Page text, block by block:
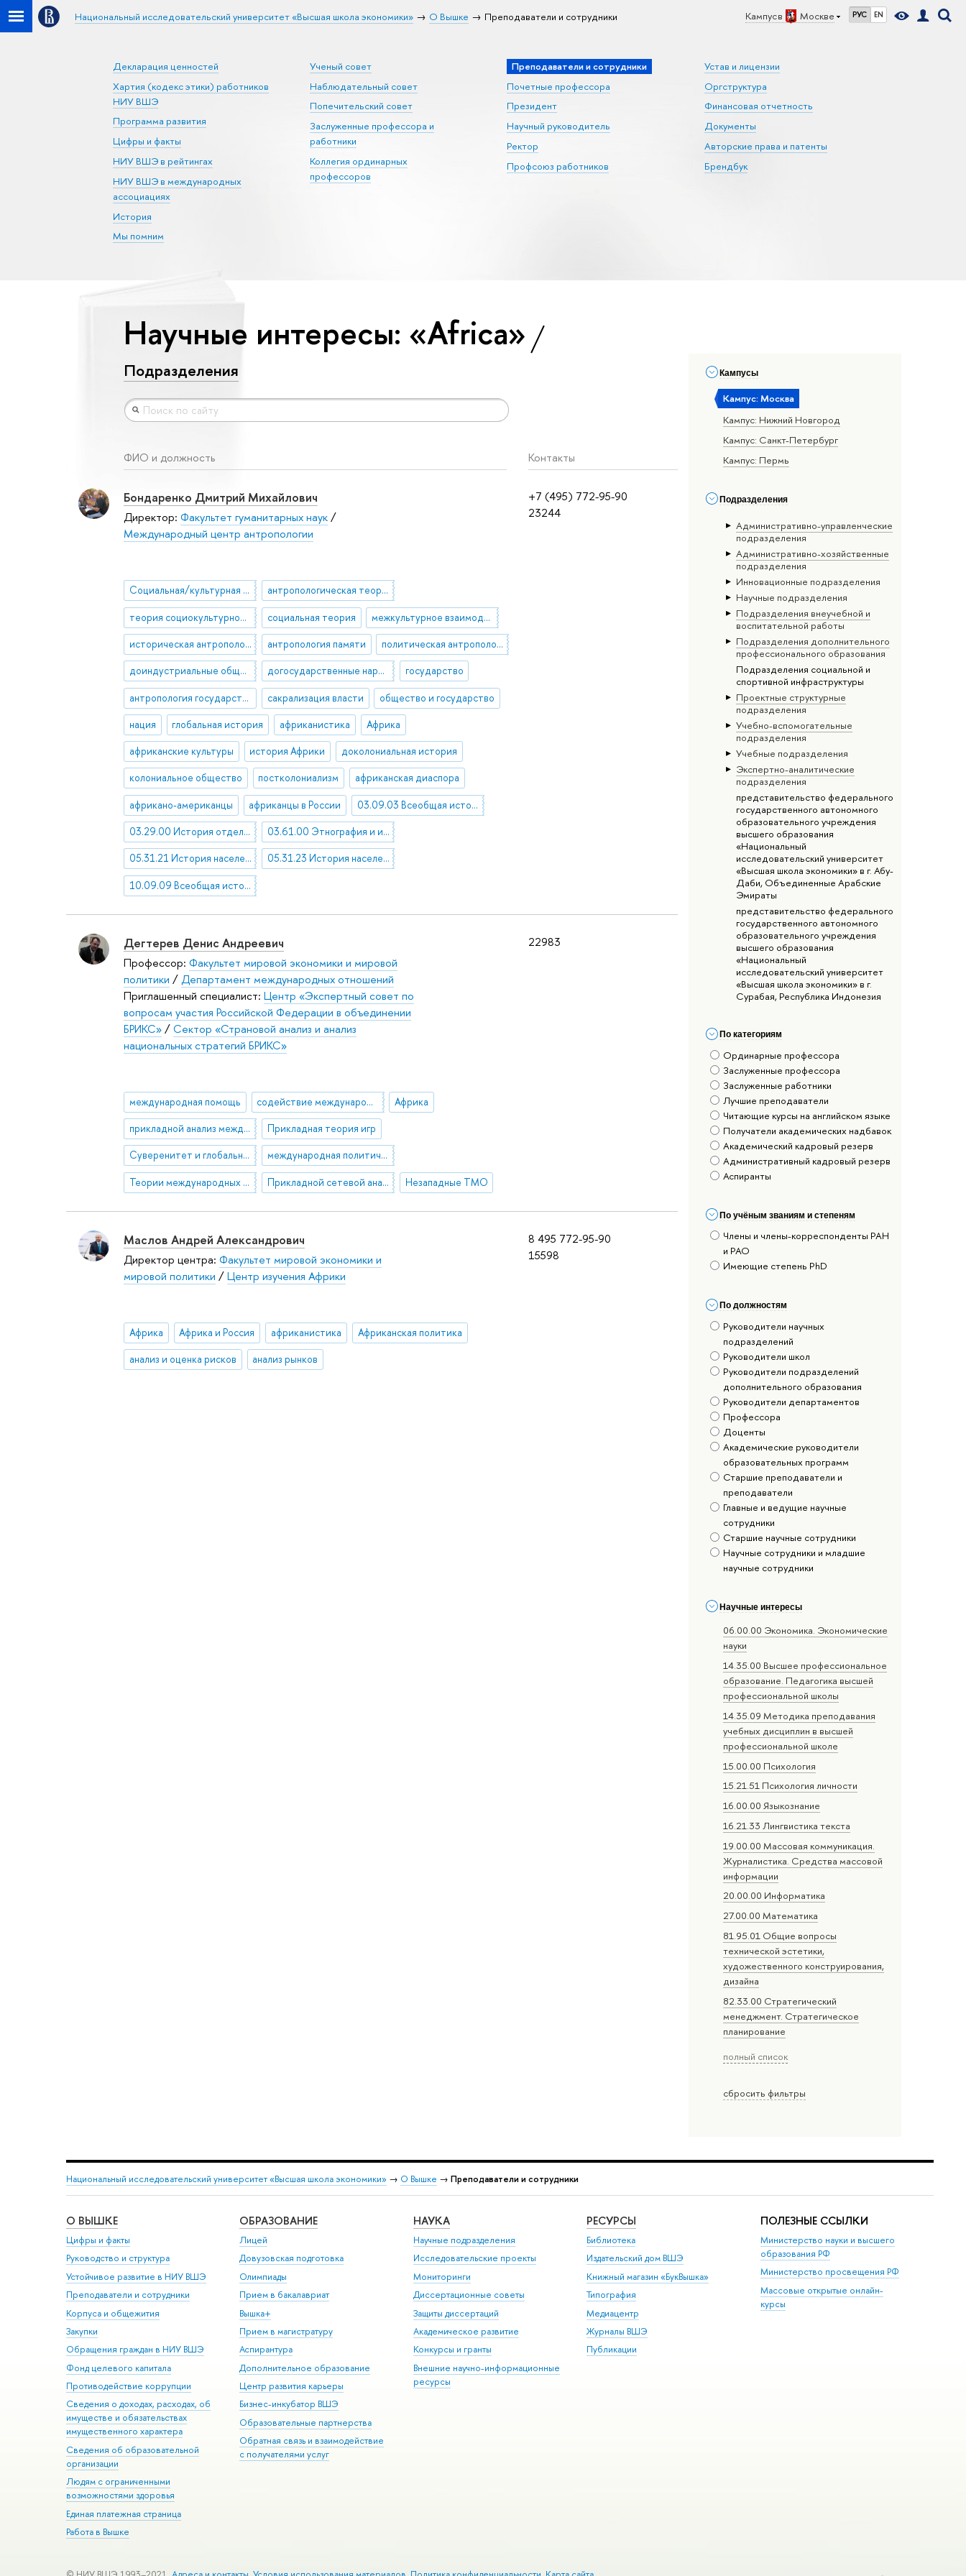
Кампус в Москве РУС EN
Национальный исследовательский университет «Высшая школа экономики» О Вышке Преподаватели и сотрудники
Декларация ценностей
Хартия (кодекс этики) работников
НИУ ВШЭ
Программа развития
Цифры и факты
НИУ ВШЭ в рейтингах
НИУ ВШЭ в международных
ассоциациях
История
Мы помним
Ученый совет
Наблюдательный совет
Попечительский совет
Заслуженные профессора и
работники
Коллегия ординарных
профессоров
Преподаватели и сотрудники
Почетные профессора
Президент
Научный руководитель
Ректор
Профсоюз работников
Устав и лицензии
Оргструктура
Финансовая отчетность
Документы
Авторские права и патенты
Брендбук
Кампусы
Кампус: Москва
Кампус: Нижний Новгород
Кампус: Санкт-Петербург
Кампус: Пермь
Подразделения
Административно-управленческие
подразделения
Административно-хозяйственные
подразделения
Инновационные подразделения
Научные подразделения
Подразделения внеучебной и
воспитательной работы
Подразделения дополнительного
профессионального образования
Подразделения социальной и
спортивной инфраструктуры
Проектные структурные
подразделения
Учебно-вспомогательные
подразделения
Учебные подразделения
Экспертно-аналитические
подразделения
представительство федерального
государственного автономного
образовательного учреждения
высшего образования
«Национальный
исследовательский университет
«Высшая школа экономики» в г. Абу-
Даби, Объединенные Арабские
Эмираты
представительство федерального
государственного автономного
образовательного учреждения
высшего образования
«Национальный
исследовательский университет
«Высшая школа экономики» в г.
Сурабая, Республика Индонезия
По категориям
Ординарные профессора
Заслуженные профессора
Заслуженные работники
Лучшие преподаватели
Читающие курсы на английском языке
Получатели академических надбавок
Академический кадровый резерв
Административный кадровый резерв
Аспиранты
По учёным званиям и степеням
Члены и члены-корреспонденты РАН
и РАО
Имеющие степень PhD
По должностям
Руководители научных
подразделений
Руководители школ
Руководители подразделений
дополнительного образования
Руководители департаментов
Профессора
Доценты
Академические руководители
образовательных программ
Старшие преподаватели и
преподаватели
Главные и ведущие научные
сотрудники
Старшие научные сотрудники
Научные сотрудники и младшие
научные сотрудники
Научные интересы
06.00.00 Экономика. Экономические
науки
14.35.00 Высшее профессиональное
образование. Педагогика высшей
профессиональной школы
14.35.09 Методика преподавания
учебных дисциплин в высшей
профессиональной школе
15.00.00 Психология
15.21.51 Психология личности
16.00.00 Языкознание
16.21.33 Лингвистика текста
19.00.00 Массовая коммуникация.
Журналистика. Средства массовой
информации
20.00.00 Информатика
27.00.00 Математика
81.95.01 Общие вопросы
технической эстетики,
художественного конструирования,
дизайна
82.33.00 Стратегический
менеджмент. Стратегическое
планирование
полный список
сбросить фильтры
Научные интересы: «Africa»
Подразделения
ФИО и должность Контакты
+7 (495) 772-95-90
23244
Бондаренко Дмитрий Михайлович
Директор: Факультет гуманитарных наук/
Международный центр антропологии
Социальная/культурная антропология антропологическая теория
теория социокультурной эволюции социальная теория межкультурное взаимодействие
историческая антропология антропология памяти политическая антропология
доиндустриальные общества догосударственные народы государство
антропология государства сакрализация власти общество и государство
нация глобальная история африканистика Африка
африканские культуры история Африки доколониальная история
колониальное общество постколониализм африканская диаспора
африкано-американцы африканцы в России 03.09.03 Всеобщая история в целом
03.29.00 История отдельных процессов, сторон и явлений человеческой деятельности 03.61.00 Этнография и историческая антропология
05.31.21 История населения стран Африки 05.31.23 История населения стран Америки
10.09.09 Всеобщая история государства и права
22983
Дегтерев Денис Андреевич
Профессор: Факультет мировой экономики и мировой
политики /Департамент международных отношений
Приглашенный специалист: Центр «Экспертный совет по
вопросам участия Российской Федерации в объединении
БРИКС»/Сектор «Страновой анализ и анализ
национальных стратегий БРИКС»
международная помощь содействие международному развитию (СМР) Африка
прикладной анализ международных отношений Прикладная теория игр
Суверенитет и глобальное управление международная политическая экономия
Теории международных отношений Прикладной сетевой анализ в международных отношениях Незападные ТМО
8 495 772-95-90
15598
Маслов Андрей Александрович
Директор центра: Факультет мировой экономики и
мировой политики /Центр изучения Африки
Африка Африка и Россия африканистика Африканская политика
анализ и оценка рисков анализ рынков
Национальный исследовательский университет «Высшая школа экономики» → О Вышке → Преподаватели и сотрудники
О ВЫШКЕ
Цифры и факты
Руководство и структура
Устойчивое развитие в НИУ ВШЭ
Преподаватели и сотрудники
Корпуса и общежития
Закупки
Обращения граждан в НИУ ВШЭ
Фонд целевого капитала
Противодействие коррупции
Сведения о доходах, расходах, об
имуществе и обязательствах
имущественного характера
Сведения об образовательной
организации
Людям с ограниченными
возможностями здоровья
Единая платежная страница
Работа в Вышке
ОБРАЗОВАНИЕ
Лицей
Довузовская подготовка
Олимпиады
Прием в бакалавриат
Вышка+
Прием в магистратуру
Аспирантура
Дополнительное образование
Центр развития карьеры
Бизнес-инкубатор ВШЭ
Образовательные партнерства
Обратная связь и взаимодействие
с получателями услуг
НАУКА
Научные подразделения
Исследовательские проекты
Мониторинги
Диссертационные советы
Защиты диссертаций
Академическое развитие
Конкурсы и гранты
Внешние научно-информационные
ресурсы
РЕСУРСЫ
Библиотека
Издательский дом ВШЭ
Книжный магазин «БукВышка»
Типография
Медиацентр
Журналы ВШЭ
Публикации
ПОЛЕЗНЫЕ ССЫЛКИ
Министерство науки и высшего
образования РФ
Министерство просвещения РФ
Массовые открытые онлайн-
курсы